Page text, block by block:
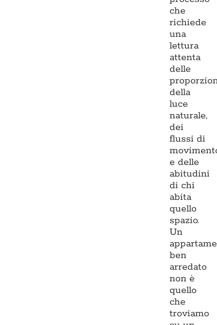
che
richiede
una
lettura
attenta
delle
della
luce
naturale,
dei
flussi di
e delle
abitudini
di chi
abita
quello
spazio.
Un
ben
arredato
non è
quello
che
troviamo